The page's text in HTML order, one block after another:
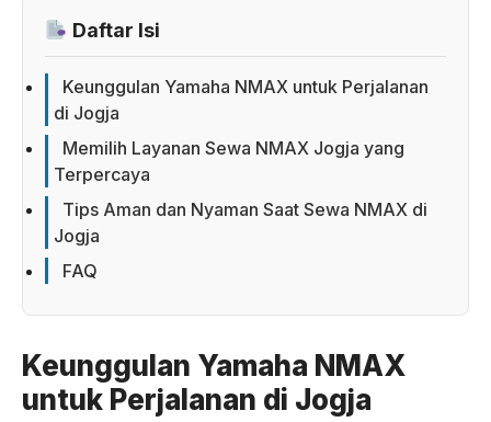
Daftar Isi
Keunggulan Yamaha NMAX untuk Perjalanan
di Jogja
Memilih Layanan Sewa NMAX Jogja yang
Terpercaya
Tips Aman dan Nyaman Saat Sewa NMAX di
Jogja
FAQ
Keunggulan Yamaha NMAX
untuk Perjalanan di Jogja